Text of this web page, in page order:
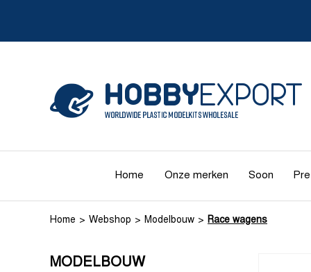
Home Onze merken Soon
Home Webshop Modelbouw Race wagens
MODELBOUW